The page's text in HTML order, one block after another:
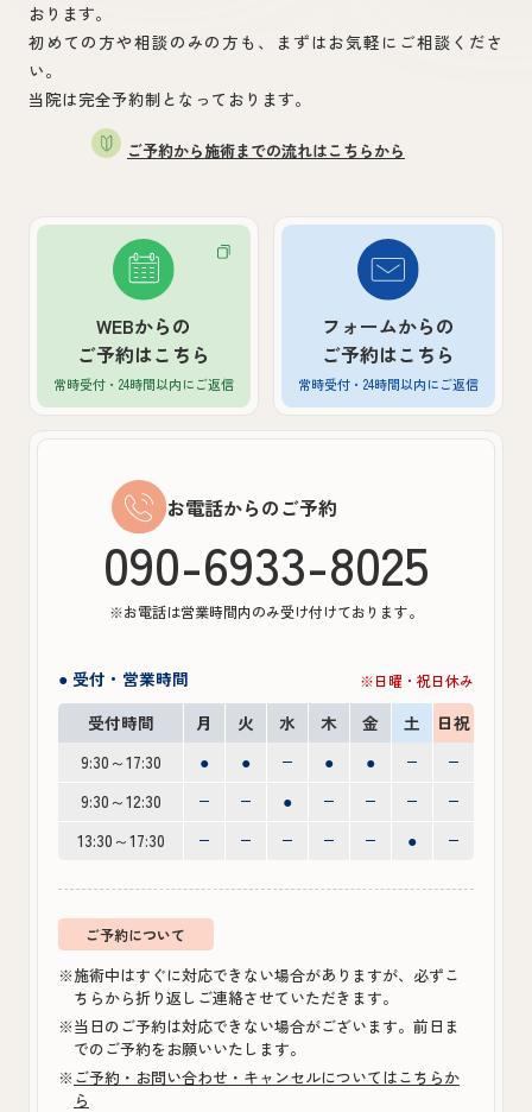
おります。
初めての方や相談のみの方も、まずはお気軽にご相談くださ
い。
当院は完全予約制となっております。
ご予約から施術までの流れはこちらから
WEBからの
ご予約はこちら
常時受付・24時間以内にご返信
フォームからの
ご予約はこちら
常時受付・24時間以内にご返信
お電話からのご予約
090-6933-8025
※お電話は営業時間内のみ受け付けております。
● 受付・営業時間 ※日曜・祝日休み
受付時間 月 火 水 木 金 土
日祝
9:30～17:30
● ● ●
●
9:30～12:30
●
13:30～17:30
●
ご予約について
※施術中はすぐに対応できない場合がありますが、必ずこ
ちらから折り返しご連絡させていただきます。
※当日のご予約は対応できない場合がございます。前日ま
でのご予約をお願いいたします。
※ ご予約・お問い合わせ・キャンセルについてはこちらか
ら